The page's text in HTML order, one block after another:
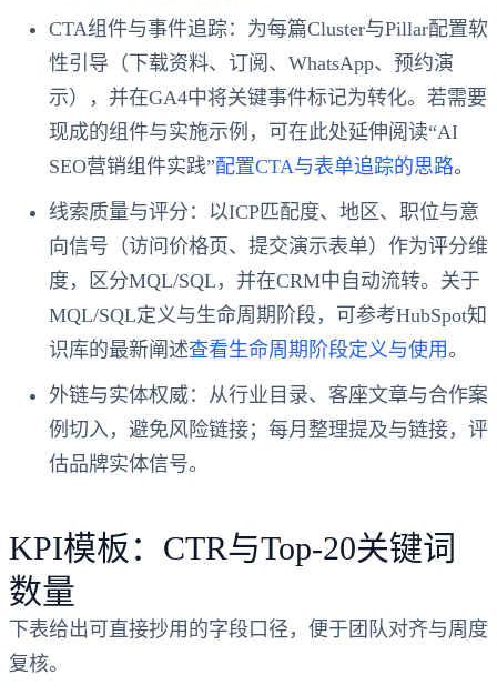
CTA组件与事件追踪：为每篇Cluster与Pillar配置软
性引导（下载资料、订阅、WhatsApp、预约演
示），并在GA4中将关键事件标记为转化。若需要
现成的组件与实施示例，可在此处延伸阅读“AI
SEO营销组件实践”配置CTA与表单追踪的思路。
线索质量与评分：以ICP匹配度、地区、职位与意
向信号（访问价格页、提交演示表单）作为评分维
度，区分MQL/SQL，并在CRM中自动流转。关于
MQL/SQL定义与生命周期阶段，可参考HubSpot知
识库的最新阐述查看生命周期阶段定义与使用。
外链与实体权威：从行业目录、客座文章与合作案
例切入，避免风险链接；每月整理提及与链接，评
估品牌实体信号。
KPI模板：CTR与Top-20关键词
数量
下表给出可直接抄用的字段口径，便于团队对齐与周度
复核。